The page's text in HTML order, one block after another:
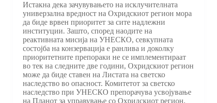
Истакна дека зачувувањето на исклучителната
универзална вредност на Охридскиот регион мора
да биде врвен приоритет за сите надлежни
институции. Зашто, според наодите на
реактивната мисија на УНЕСКО, севкупната
состојба на конзервација е ранлива и доколку
приоритетните препораки не се имплементираат
во тек на следните две години, Охридскиот регион
може да биде ставен на Листата на светско
наследство во опасност. Комитетот за светско
наследство при УНЕСКО препорачува усвојување
на Планот за управување со Охридскиот регион,